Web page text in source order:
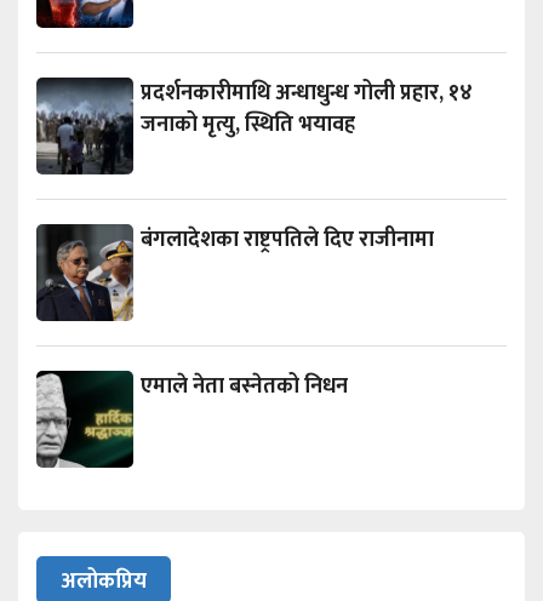
प्रदर्शनकारीमाथि अन्धाधुन्ध गोली प्रहार, १४
जनाको मृत्यु, स्थिति भयावह
बंगलादेशका राष्ट्रपतिले दिए राजीनामा
एमाले नेता बस्नेतको निधन
अलोकप्रिय